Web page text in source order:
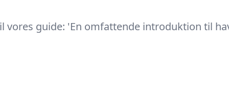
vores guide: 'En omfattende introduktion til